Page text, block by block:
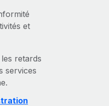
et
retards
services